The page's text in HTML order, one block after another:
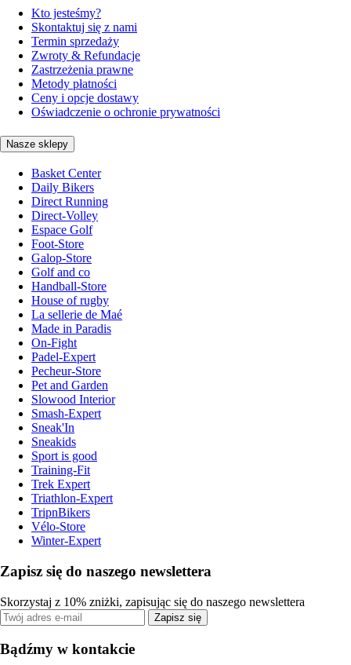
Kto jesteśmy?
Skontaktuj się z nami
Termin sprzedaży
Zwroty & Refundacje
Zastrzeżenia prawne
Metody płatności
Ceny i opcje dostawy
Oświadczenie o ochronie prywatności
Nasze sklepy
Basket Center
Daily Bikers
Direct Running
Direct-Volley
Espace Golf
Foot-Store
Galop-Store
Golf and co
Handball-Store
House of rugby
La sellerie de Maé
Made in Paradis
On-Fight
Padel-Expert
Pecheur-Store
Pet and Garden
Slowood Interior
Smash-Expert
Sneak'In
Sneakids
Sport is good
Training-Fit
Trek Expert
Triathlon-Expert
TripnBikers
Vélo-Store
Winter-Expert
Zapisz się do naszego newslettera
Skorzystaj z 10% zniżki, zapisując się do naszego newslettera
Zapisz się
Bądźmy w kontakcie